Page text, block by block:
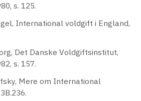
s. 125.
International voldgift i England,
Det Danske Voldgiftsinstitut,
s. 157.
Mere om International